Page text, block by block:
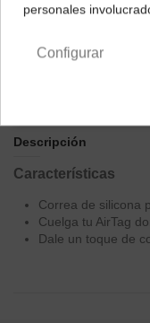
Color
Descripción
Características
Correa de silicona
Cuelga tu AirTag
Dale un toque de
personales
Configurar